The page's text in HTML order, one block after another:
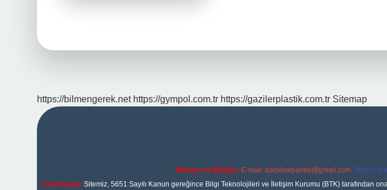
https://bilmengerek.net https://gympol.com.tr https://gazilerplastik.com.tr Sitemap
Reklam ve İletişim: E-mail: backlinkpaneli@gmail.com Teams:
Yasal Uyarı: Sitemiz, 5651 Sayılı Kanun gereğince Bilgi Teknolojileri ve İletişim Kurumu (BTK) tarafından